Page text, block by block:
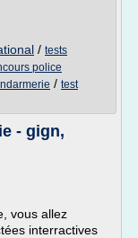
/ tests
police
/ test
- gign,
vous allez
interractives